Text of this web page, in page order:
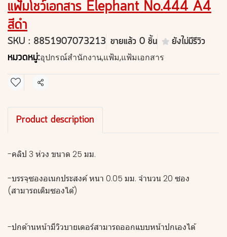
แฟ้มโชว์เอกสาร Elephant No.444 A4
สีดำ
SKU : 8851907073213 ขายแล้ว 0 ชิ้น ยังไม่มีรีวิว
หมวดหมู่:อุปกรณ์สำนักงาน,แฟ้ม,แฟ้มเอกสาร
แชร์
Product description
-คลิป 3 ห่วง ขนาด 25 มม.
-บรรจุซองอเนกประสงค์ หนา 0.05 มม. จำนวน 20 ซอง
(สามารถเติมซองได้)
-ปกด้านหน้ามีวิวบายเดอร์สามารถออกแบบหน้าปกเองได้